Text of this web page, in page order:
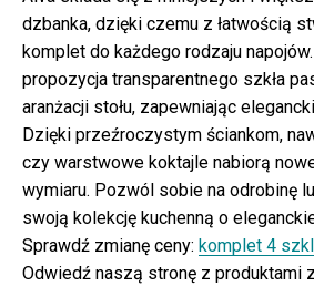
dzbanka, dzięki czemu z łatwością
komplet do każdego rodzaju
propozycja transparentnego szkła
aranżacji stołu, zapewniając
Dzięki przeźroczystym ściankom,
czy warstwowe koktajle nabiorą
wymiaru. Pozwól sobie na odrobinę
swoją kolekcję kuchenną o
Sprawdź zmianę ceny: komplet 4
Odwiedź naszą stronę z produktami